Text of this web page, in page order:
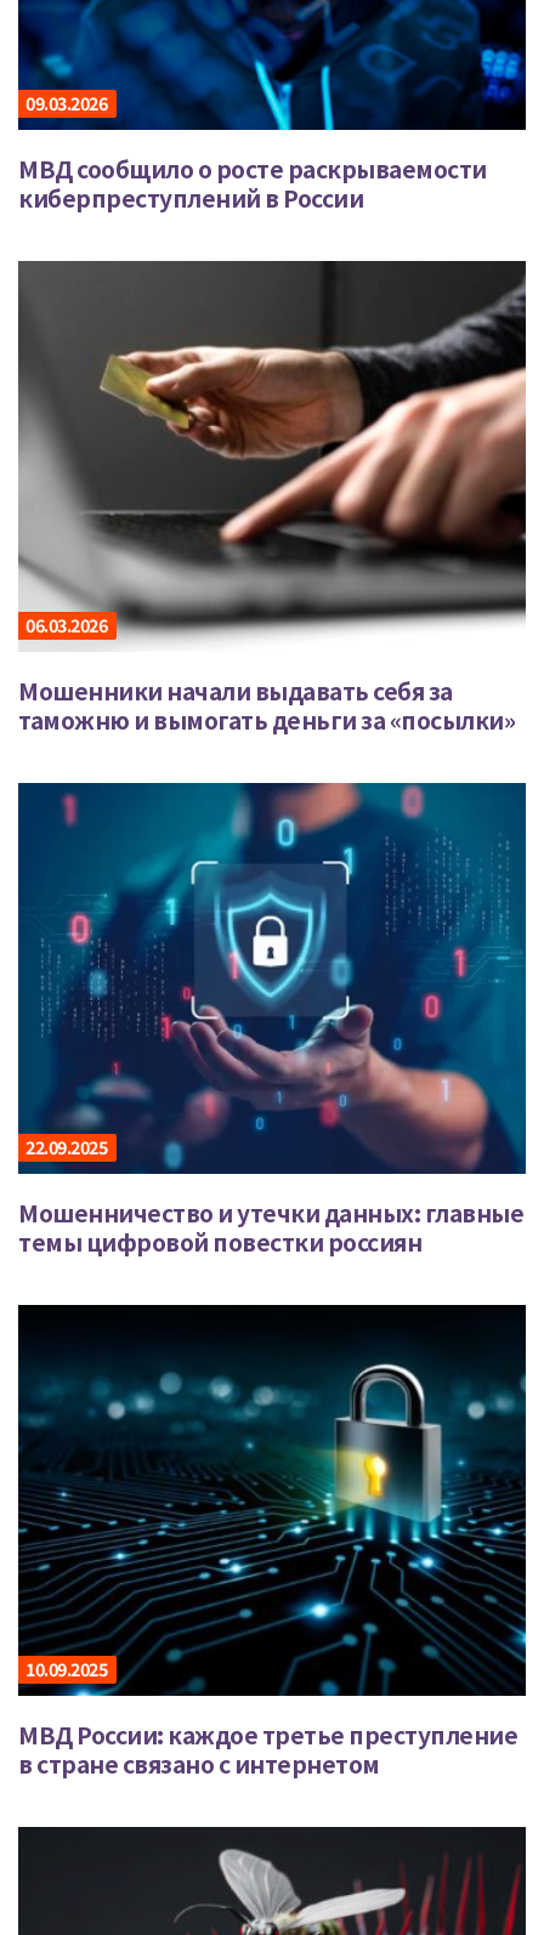
09.03.2026
МВД сообщило о росте раскрываемости
киберпреступлений в России
06.03.2026
Мошенники начали выдавать себя за
таможню и вымогать деньги за «посылки»
22.09.2025
Мошенничество и утечки данных: главные
темы цифровой повестки россиян
10.09.2025
МВД России: каждое третье преступление
в стране связано с интернетом